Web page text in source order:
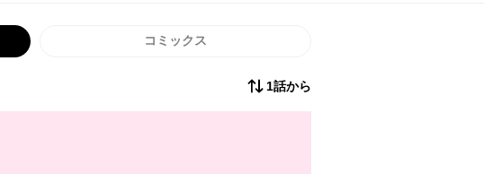
コミックス
1話から